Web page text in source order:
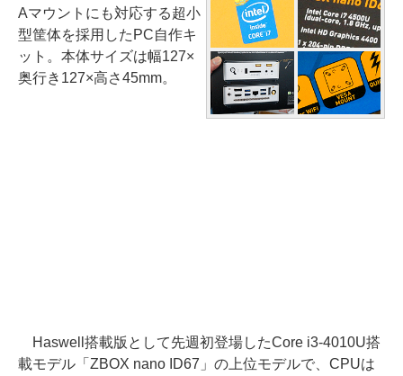
Aマウントにも対応する超小
型筐体を採用したPC自作キ
ット。本体サイズは幅127×
奥行き127×高さ45mm。
Haswell搭載版として先週初登場したCore i3-4010U搭
載モデル「ZBOX nano ID67」の上位モデルで、CPUは